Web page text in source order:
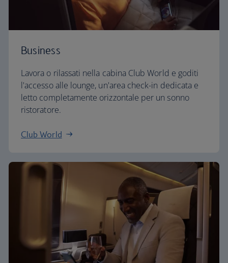
Business
Lavora o rilassati nella cabina Club World e goditi
l'accesso alle lounge, un'area check-in dedicata e
letto completamente orizzontale per un sonno
ristoratore.
Club World